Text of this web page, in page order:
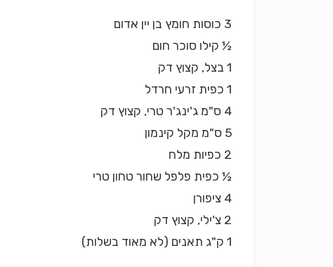
3 כוסות חומץ בן יין אדום
½ קילו סוכר חום
1 בצל, קצוץ דק
1 כפית זרעי חרדל
4 ס"מ ג'ינג'ר טרי, קצוץ דק
5 ס"מ מקל קינמון
2 כפיות מלח
½ כפית פלפל שחור טחון טרי
4 ציפורן
2 צ'ילי, קצוץ דק
1 ק"ג תאנים (לא מאוד בשלות)